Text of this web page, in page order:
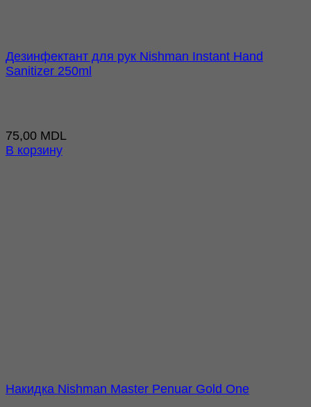
Дезинфектант для рук Nishman Instant Hand
Sanitizer 250ml
75,00 MDL
В корзину
Накидка Nishman Master Penuar Gold One